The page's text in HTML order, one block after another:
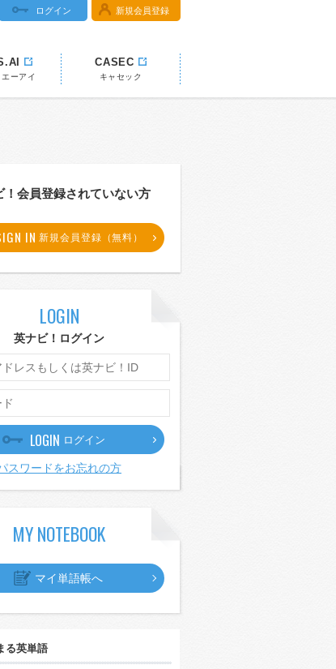
ログイン 新規会員登録
ーアイ
CASEC
キャセック
！会員登録されていない方
IN 新規会員登録（無料）
LOGIN
英ナビ！ログイン
LOGIN ログイン
スワードをお忘れの方
MY NOTEBOOK
マイ単語帳へ
る英単語